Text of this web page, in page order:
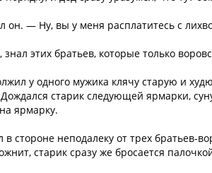
он. — Ну, вы у меня расплатитесь с
знал этих братьев, которые только
у одного мужика клячу старую и
старик следующей ярмарки,
ярмарку.
в стороне неподалеку от трех братьев-
старик сразу же бросается